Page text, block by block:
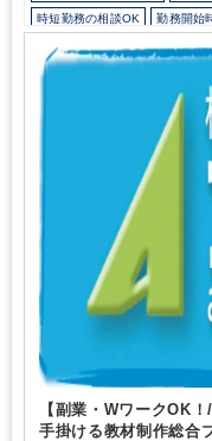
時短勤務の相談OK 勤務開始
10時以降出社OK 定時早め
1日7時間未満勤務OK
Wワ
ルーティンワークがメイン
EXCELのスキルが活かせる
【副業・WワークOK
手掛ける教材制作総合